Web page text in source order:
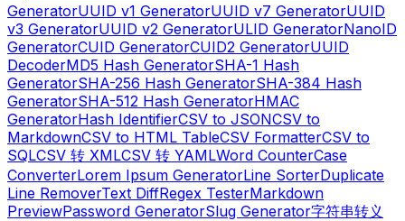
GeneratorUUID v1 GeneratorUUID v7 GeneratorUUID
v3 GeneratorUUID v2 GeneratorULID GeneratorNanoID
GeneratorCUID GeneratorCUID2 GeneratorUUID
DecoderMD5 Hash GeneratorSHA-1 Hash
GeneratorSHA-256 Hash GeneratorSHA-384 Hash
GeneratorSHA-512 Hash GeneratorHMAC
GeneratorHash IdentifierCSV to JSONCSV to
MarkdownCSV to HTML TableCSV FormatterCSV to
SQLCSV 转 XMLCSV 转 YAMLWord CounterCase
ConverterLorem Ipsum GeneratorLine SorterDuplicate
Line RemoverText DiffRegex TesterMarkdown
PreviewPassword GeneratorSlug Generator字符串转义